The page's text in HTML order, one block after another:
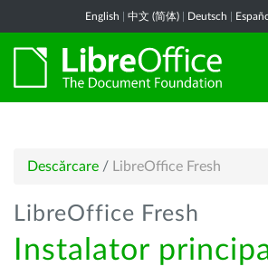
English 中文 (简体) Deutsch
Descărcare / LibreOffice Fresh
LibreOffice Fresh
Instalator